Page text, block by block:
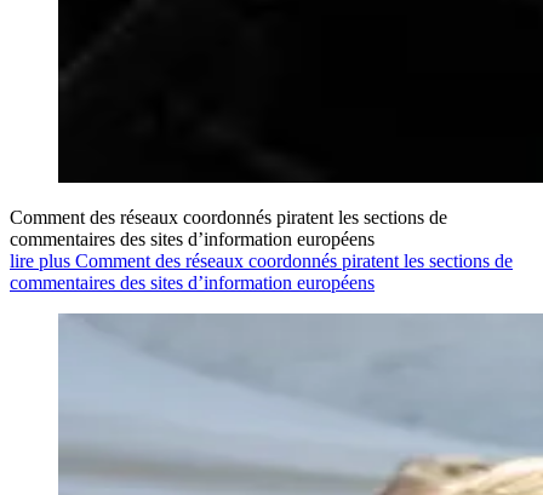
Comment des réseaux coordonnés piratent les sections de
commentaires des sites d’information européens
lire plus Comment des réseaux coordonnés piratent les sections de
commentaires des sites d’information européens